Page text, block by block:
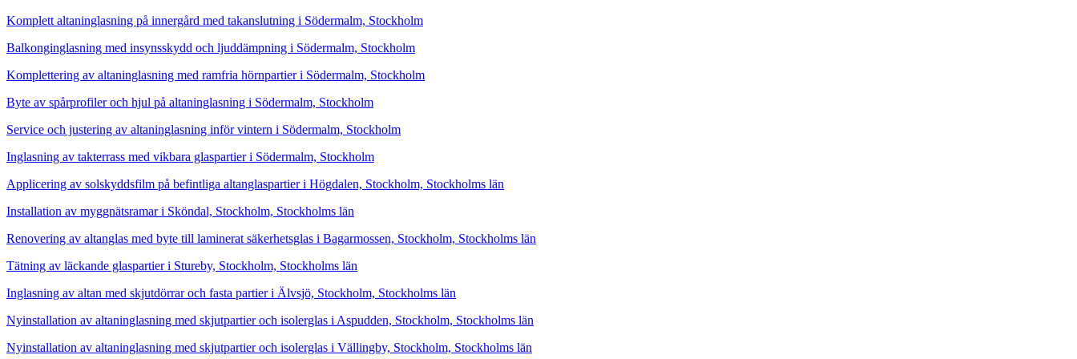
Komplett altaninglasning på innergård med takanslutning i Södermalm, Stockholm
Balkonginglasning med insynsskydd och ljuddämpning i Södermalm, Stockholm
Komplettering av altaninglasning med ramfria hörnpartier i Södermalm, Stockholm
Byte av spårprofiler och hjul på altaninglasning i Södermalm, Stockholm
Service och justering av altaninglasning inför vintern i Södermalm, Stockholm
Inglasning av takterrass med vikbara glaspartier i Södermalm, Stockholm
Applicering av solskyddsfilm på befintliga altanglaspartier i Högdalen, Stockholm, Stockholms län
Installation av myggnätsramar i Sköndal, Stockholm, Stockholms län
Renovering av altanglas med byte till laminerat säkerhetsglas i Bagarmossen, Stockholm, Stockholms län
Tätning av läckande glaspartier i Stureby, Stockholm, Stockholms län
Inglasning av altan med skjutdörrar och fasta partier i Älvsjö, Stockholm, Stockholms län
Nyinstallation av altaninglasning med skjutpartier och isolerglas i Aspudden, Stockholm, Stockholms län
Nyinstallation av altaninglasning med skjutpartier och isolerglas i Vällingby, Stockholm, Stockholms län